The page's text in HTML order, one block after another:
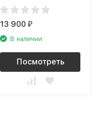
13 900₽
В наличии
Посмотреть